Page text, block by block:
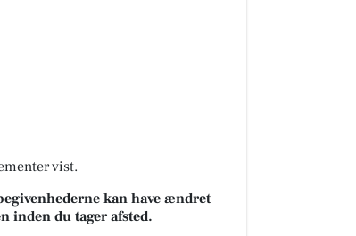
vist.
kan have ændret
inden du tager afsted.